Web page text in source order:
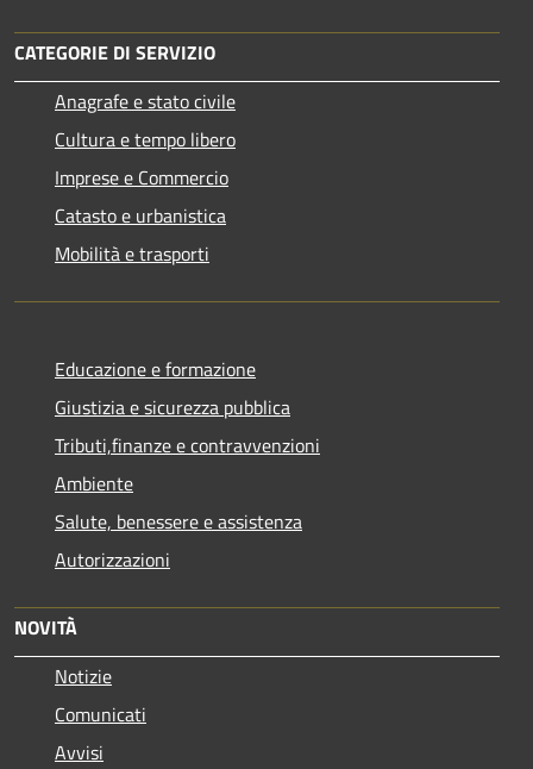
CATEGORIE DI SERVIZIO
Anagrafe e stato civile
Cultura e tempo libero
Imprese e Commercio
Catasto e urbanistica
Mobilità e trasporti
Educazione e formazione
Giustizia e sicurezza pubblica
Tributi,finanze e contravvenzioni
Ambiente
Salute, benessere e assistenza
Autorizzazioni
NOVITÀ
Notizie
Comunicati
Avvisi